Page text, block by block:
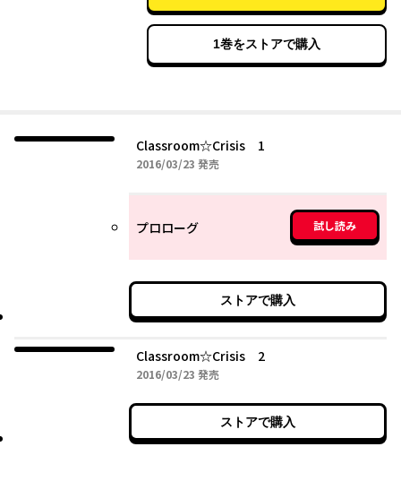
1巻をストアで購入
Classroom☆Crisis 1
2016/03/23 2016年03月23日
発売
プロローグ 試し読み
ストアで購入
Classroom☆Crisis 2
2016/03/23 2016年03月23日
発売
ストアで購入